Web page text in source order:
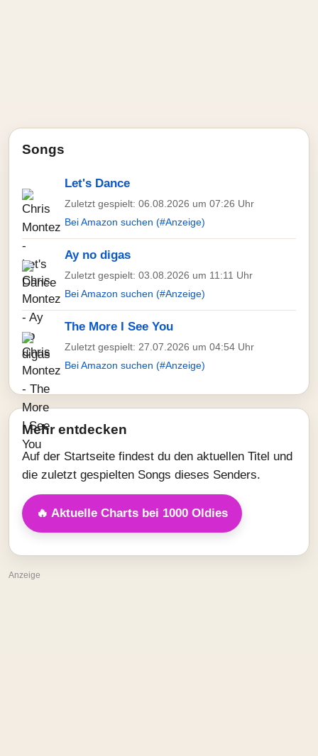
Songs
Let's Dance
Zuletzt gespielt: 06.08.2026 um 07:26 Uhr
Bei Amazon suchen (#Anzeige)
Ay no digas
Zuletzt gespielt: 03.08.2026 um 11:11 Uhr
Bei Amazon suchen (#Anzeige)
The More I See You
Zuletzt gespielt: 27.07.2026 um 04:54 Uhr
Bei Amazon suchen (#Anzeige)
Mehr entdecken
Auf der Startseite findest du den aktuellen Titel und
die zuletzt gespielten Songs dieses Senders.
🔥 Aktuelle Charts bei 1000 Oldies
Anzeige